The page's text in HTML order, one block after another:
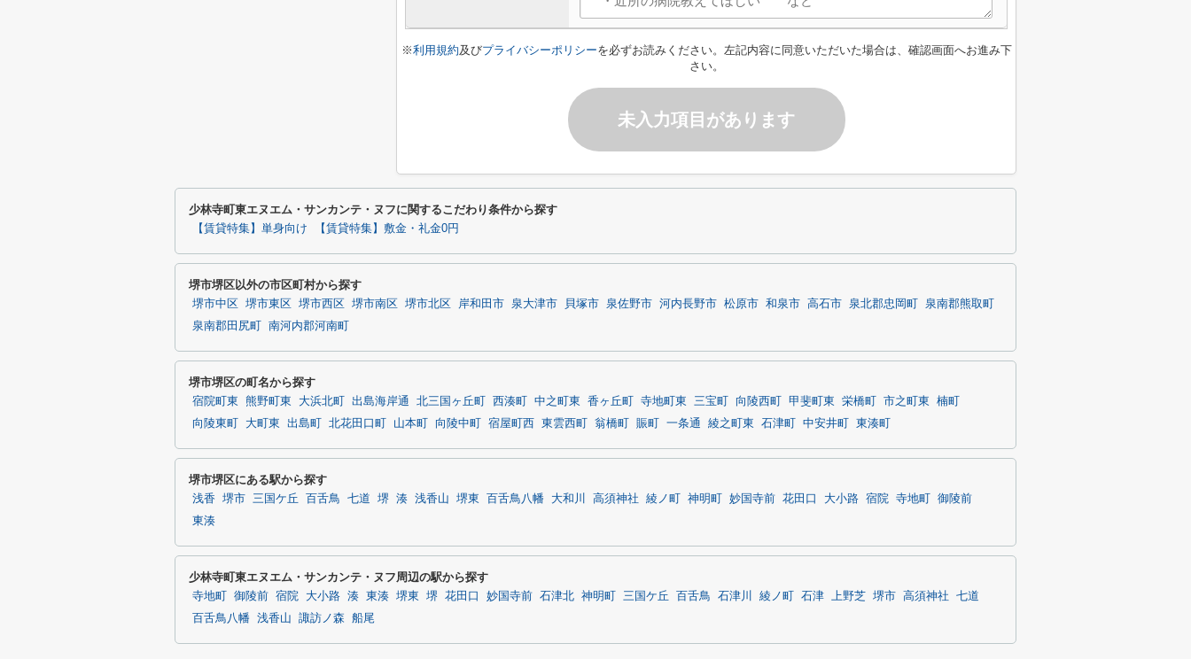
※利用規約及びプライバシーポリシーを必ずお読みください。左記内容に同意いただいた場合は、確認画面へお進み下
さい。
未入力項目があります
少林寺町東エヌエム・サンカンテ・ヌフに関するこだわり条件から探す
【賃貸特集】単身向け 【賃貸特集】敷金・礼金0円
堺市堺区以外の市区町村から探す
堺市中区 堺市東区 堺市西区 堺市南区 堺市北区 岸和田市 泉大津市 貝塚市 泉佐野市 河内長野市 松原市 和泉市 高石市 泉北郡忠岡町
泉南郡熊取町
泉南郡田尻町
南河内郡河南町
堺市堺区の町名から探す
宿院町東 熊野町東 大浜北町 出島海岸通 北三国ヶ丘町 西湊町 中之町東 香ヶ丘町 寺地町東 三宝町 向陵西町 甲斐町東 栄橋町 市之町東
楠町
向陵東町
大町東 出島町 北花田口町 山本町 向陵中町 宿屋町西 東雲西町 翁橋町 賑町 一条通 綾之町東 石津町 中安井町 東湊町
堺市堺区にある駅から探す
浅香 堺市 三国ケ丘 百舌鳥 七道 堺 湊 浅香山 堺東 百舌鳥八幡 大和川 高須神社 綾ノ町 神明町 妙国寺前 花田口 大小路 宿院 寺地町
御陵前
東湊
少林寺町東エヌエム・サンカンテ・ヌフ周辺の駅から探す
寺地町 御陵前 宿院 大小路 湊 東湊 堺東 堺 花田口 妙国寺前 石津北 神明町 三国ケ丘 百舌鳥 石津川 綾ノ町 石津 上野芝 堺市 高須神社
七道
百舌鳥八幡
浅香山 諏訪ノ森 船尾